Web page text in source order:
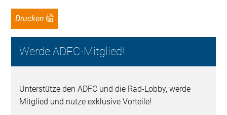
Drucken
Werde ADFC-Mitglied!
Unterstütze den ADFC und die Rad-Lobby, werde
Mitglied und nutze exklusive Vorteile!